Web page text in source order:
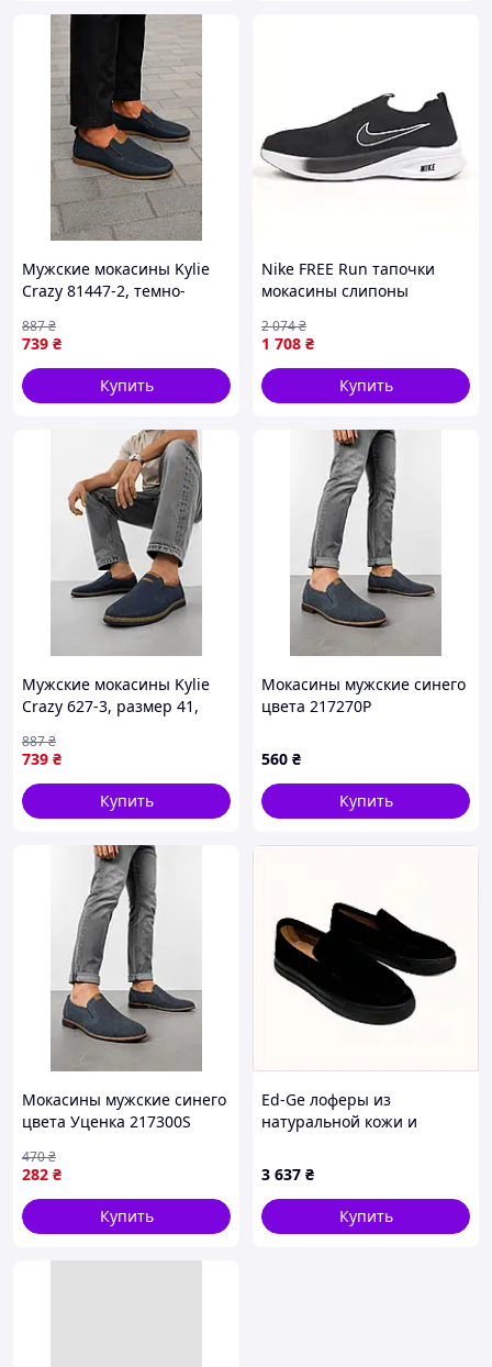
Мужские мокасины Kylie
Crazy 81447-2, темно-
длина стельки 29 см
739 ₴
887₴
Купить
Nike FREE Run тапочки
мокасины слипоны
1 708 ₴
2 074₴
Купить
Мужские мокасины Kylie
Crazy 627-3, размер 41,
739 ₴
887₴
Купить
Мокасины мужские синего
цвета 217270P
560 ₴
Купить
Мокасины мужские синего
цвета Уценка 217300S
282 ₴
470₴
Купить
Ed-Ge лоферы из
натуральной кожи и
3 637 ₴
Купить